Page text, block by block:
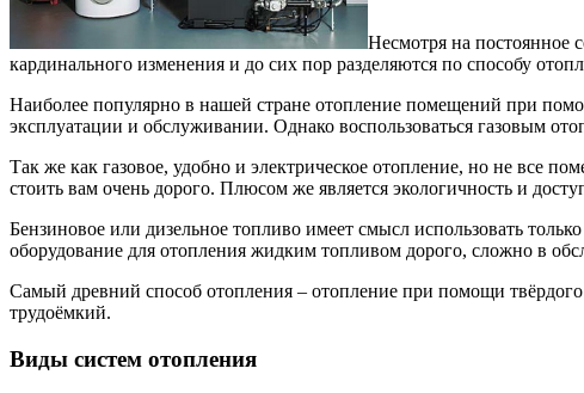
Несмотря на постоянное
кардинального изменения и до сих пор разделяются по способу
Наиболее популярно в нашей стране отопление помещений при
эксплуатации и обслуживании. Однако воспользоваться газовым
Так же как газовое, удобно и электрическое отопление, но не все
стоить вам очень дорого. Плюсом же является экологичность и
Бензиновое или дизельное топливо имеет смысл использовать
оборудование для отопления жидким топливом дорого, сложно в
Самый древний способ отопления – отопление при помощи
трудоёмкий.
Виды систем отопления